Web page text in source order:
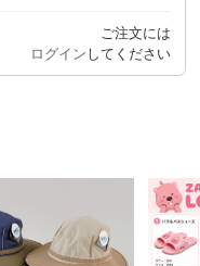
ご注文には
ログイン してください